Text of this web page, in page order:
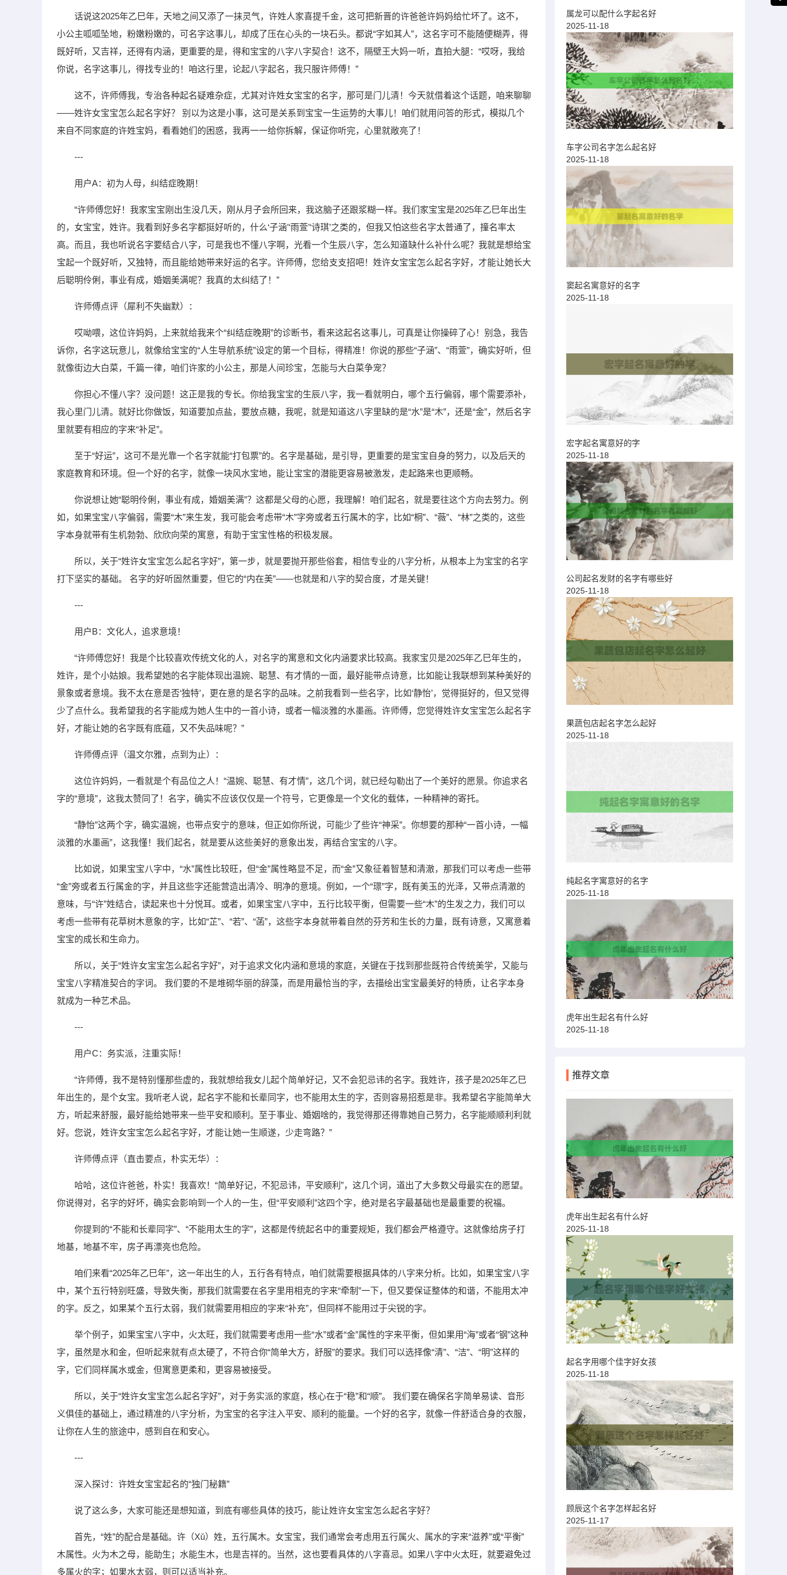
话说这2025年乙巳年，天地之间又添了一抹灵气，许姓人家喜提千金，这可把新晋的许爸爸许妈妈给忙坏了。这不，
小公主呱呱坠地，粉嫩粉嫩的，可名字这事儿，却成了压在心头的一块石头。都说“字如其人”，这名字可不能随便糊弄，得
既好听，又吉祥，还得有内涵，更重要的是，得和宝宝的八字八字契合！这不，隔壁王大妈一听，直拍大腿：“哎呀，我给
你说，名字这事儿，得找专业的！咱这行里，论起八字起名，我只服许师傅！”
这不，许师傅我，专治各种起名疑难杂症，尤其对许姓女宝宝的名字，那可是门儿清！今天就借着这个话题，咱来聊聊
——姓许女宝宝怎么起名字好？ 别以为这是小事，这可是关系到宝宝一生运势的大事儿！咱们就用问答的形式，模拟几个
来自不同家庭的许姓宝妈，看看她们的困惑，我再一一给你拆解，保证你听完，心里就敞亮了！
---
用户A：初为人母，纠结症晚期！
“许师傅您好！我家宝宝刚出生没几天，刚从月子会所回来，我这脑子还跟浆糊一样。我们家宝宝是2025年乙巳年出生
的，女宝宝，姓许。我看到好多名字都挺好听的，什么‘子涵’‘雨萱’‘诗琪’之类的，但我又怕这些名字太普通了，撞名率太
高。而且，我也听说名字要结合八字，可是我也不懂八字啊，光看一个生辰八字，怎么知道缺什么补什么呢？我就是想给宝
宝起一个既好听，又独特，而且能给她带来好运的名字。许师傅，您给支支招吧！姓许女宝宝怎么起名字好，才能让她长大
后聪明伶俐，事业有成，婚姻美满呢？我真的太纠结了！”
许师傅点评（犀利不失幽默）：
哎呦喂，这位许妈妈，上来就给我来个“纠结症晚期”的诊断书，看来这起名这事儿，可真是让你操碎了心！别急，我告
诉你，名字这玩意儿，就像给宝宝的“人生导航系统”设定的第一个目标，得精准！你说的那些“子涵”、“雨萱”，确实好听，但
就像街边大白菜，千篇一律，咱们许家的小公主，那是人间珍宝，怎能与大白菜争宠？
你担心不懂八字？没问题！这正是我的专长。你给我宝宝的生辰八字，我一看就明白，哪个五行偏弱，哪个需要添补，
我心里门儿清。就好比你做饭，知道要加点盐，要放点糖，我呢，就是知道这八字里缺的是“水”是“木”，还是“金”，然后名字
里就要有相应的字来“补足”。
至于“好运”，这可不是光靠一个名字就能“打包票”的。名字是基础，是引导，更重要的是宝宝自身的努力，以及后天的
家庭教育和环境。但一个好的名字，就像一块风水宝地，能让宝宝的潜能更容易被激发，走起路来也更顺畅。
你说想让她“聪明伶俐，事业有成，婚姻美满”？这都是父母的心愿，我理解！咱们起名，就是要往这个方向去努力。例
如，如果宝宝八字偏弱，需要“木”来生发，我可能会考虑带“木”字旁或者五行属木的字，比如“桐”、“薇”、“林”之类的，这些
字本身就带有生机勃勃、欣欣向荣的寓意，有助于宝宝性格的积极发展。
所以，关于“姓许女宝宝怎么起名字好”，第一步，就是要抛开那些俗套，相信专业的八字分析，从根本上为宝宝的名字
打下坚实的基础。 名字的好听固然重要，但它的“内在美”——也就是和八字的契合度，才是关键！
---
用户B：文化人，追求意境！
“许师傅您好！我是个比较喜欢传统文化的人，对名字的寓意和文化内涵要求比较高。我家宝贝是2025年乙巳年生的，
姓许，是个小姑娘。我希望她的名字能体现出温婉、聪慧、有才情的一面，最好能带点诗意，比如能让我联想到某种美好的
景象或者意境。我不太在意是否‘独特’，更在意的是名字的品味。之前我看到一些名字，比如‘静怡’，觉得挺好的，但又觉得
少了点什么。我希望我的名字能成为她人生中的一首小诗，或者一幅淡雅的水墨画。许师傅，您觉得姓许女宝宝怎么起名字
好，才能让她的名字既有底蕴，又不失品味呢？”
许师傅点评（温文尔雅，点到为止）：
这位许妈妈，一看就是个有品位之人！“温婉、聪慧、有才情”，这几个词，就已经勾勒出了一个美好的愿景。你追求名
字的“意境”，这我太赞同了！名字，确实不应该仅仅是一个符号，它更像是一个文化的载体，一种精神的寄托。
“静怡”这两个字，确实温婉，也带点安宁的意味，但正如你所说，可能少了些许“神采”。你想要的那种“一首小诗，一幅
淡雅的水墨画”，这我懂！我们起名，就是要从这些美好的意象出发，再结合宝宝的八字。
比如说，如果宝宝八字中，“水”属性比较旺，但“金”属性略显不足，而“金”又象征着智慧和清澈，那我们可以考虑一些带
“金”旁或者五行属金的字，并且这些字还能营造出清冷、明净的意境。例如，一个“璟”字，既有美玉的光泽，又带点清澈的
意味，与“许”姓结合，读起来也十分悦耳。或者，如果宝宝八字中，五行比较平衡，但需要一些“木”的生发之力，我们可以
考虑一些带有花草树木意象的字，比如“芷”、“若”、“菡”，这些字本身就带着自然的芬芳和生长的力量，既有诗意，又寓意着
宝宝的成长和生命力。
所以，关于“姓许女宝宝怎么起名字好”，对于追求文化内涵和意境的家庭，关键在于找到那些既符合传统美学，又能与
宝宝八字精准契合的字词。 我们要的不是堆砌华丽的辞藻，而是用最恰当的字，去描绘出宝宝最美好的特质，让名字本身
就成为一种艺术品。
---
用户C：务实派，注重实际！
“许师傅，我不是特别懂那些虚的，我就想给我女儿起个简单好记，又不会犯忌讳的名字。我姓许，孩子是2025年乙巳
年出生的，是个女宝。我听老人说，起名字不能和长辈同字，也不能用太生的字，否则容易招惹是非。我希望名字能简单大
方，听起来舒服，最好能给她带来一些平安和顺利。至于事业、婚姻啥的，我觉得那还得靠她自己努力，名字能顺顺利利就
好。您说，姓许女宝宝怎么起名字好，才能让她一生顺遂，少走弯路？”
许师傅点评（直击要点，朴实无华）：
哈哈，这位许爸爸，朴实！我喜欢！“简单好记，不犯忌讳，平安顺利”，这几个词，道出了大多数父母最实在的愿望。
你说得对，名字的好坏，确实会影响到一个人的一生，但“平安顺利”这四个字，绝对是名字最基础也是最重要的祝福。
你提到的“不能和长辈同字”、“不能用太生的字”，这都是传统起名中的重要规矩，我们都会严格遵守。这就像给房子打
地基，地基不牢，房子再漂亮也危险。
咱们来看“2025年乙巳年”，这一年出生的人，五行各有特点，咱们就需要根据具体的八字来分析。比如，如果宝宝八字
中，某个五行特别旺盛，导致失衡，那我们就需要在名字里用相克的字来“牵制”一下，但又要保证整体的和谐，不能用太冲
的字。反之，如果某个五行太弱，我们就需要用相应的字来“补充”，但同样不能用过于尖锐的字。
举个例子，如果宝宝八字中，火太旺，我们就需要考虑用一些“水”或者“金”属性的字来平衡，但如果用“海”或者“钢”这种
字，虽然是水和金，但听起来就有点太硬了，不符合你“简单大方，舒服”的要求。我们可以选择像“清”、“洁”、“明”这样的
字，它们同样属水或金，但寓意更柔和，更容易被接受。
所以，关于“姓许女宝宝怎么起名字好”，对于务实派的家庭，核心在于“稳”和“顺”。 我们要在确保名字简单易读、音形
义俱佳的基础上，通过精准的八字分析，为宝宝的名字注入平安、顺利的能量。一个好的名字，就像一件舒适合身的衣服，
让你在人生的旅途中，感到自在和安心。
---
深入探讨：许姓女宝宝起名的“独门秘籍”
说了这么多，大家可能还是想知道，到底有哪些具体的技巧，能让姓许女宝宝怎么起名字好？
首先，“姓”的配合是基础。许（Xǔ）姓，五行属木。女宝宝，我们通常会考虑用五行属火、属水的字来“滋养”或“平衡”
木属性。火为木之母，能助生；水能生木，也是吉祥的。当然，这也要看具体的八字喜忌。如果八字中火太旺，就要避免过
多属火的字；如果水太弱，则可以适当补充。
属龙可以配什么字起名好
2025-11-18
车字公司名字怎么起名好
2025-11-18
窦起名寓意好的名字
2025-11-18
宏字起名寓意好的字
2025-11-18
公司起名发财的名字有哪些好
2025-11-18
果蔬包店起名字怎么起好
2025-11-18
纯起名字寓意好的名字
2025-11-18
虎年出生起名有什么好
2025-11-18
推荐文章
虎年出生起名有什么好
2025-11-18
起名字用哪个佳字好女孩
2025-11-18
顾辰这个名字怎样起名好
2025-11-17